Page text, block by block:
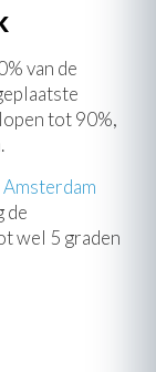
van de
tot 90%,
de
wel 5 graden